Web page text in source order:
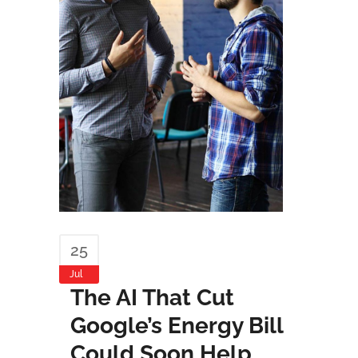
25
Jul
The AI That Cut
Google’s Energy Bill